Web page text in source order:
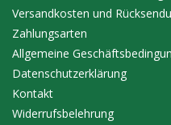
Ausleuchtung: 75 x 105 cm
Module: 8
Dioden pro Modul: 15
Dioden gesamt: 120
Diode Wattzahl: 3 W
Input Voltage: 100-240V AC
Versandkosten und
Zahlungsarten
Allgemeine
Datenschutzerklärung
Kontakt
Widerrufsbelehrung